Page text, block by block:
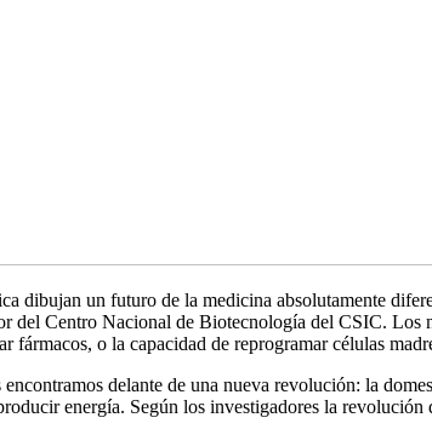
dibujan un futuro de la medicina absolutamente
del Centro Nacional de Biotecnología del CSIC. Los
fármacos, o la capacidad de reprogramar células
delante de una nueva revolución: la
energía. Según los investigadores la